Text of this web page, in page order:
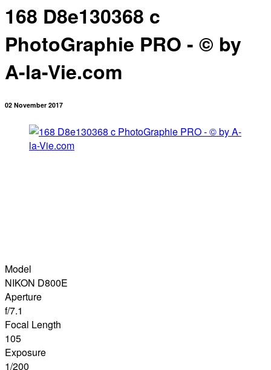
168 D8e130368 c
PhotoGraphie PRO - © by
A-la-Vie.com
02 November 2017
Model
NIKON D800E
Aperture
f/7.1
Focal Length
105
Exposure
1/200